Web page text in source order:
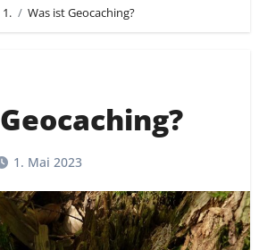
1. Was ist Geocaching?
1. Mai 2023